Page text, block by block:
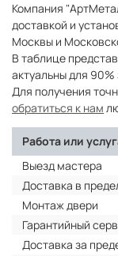
Компания
доставкой и
Москвы и
В таблице
актуальны для 90%
Для получения
обратиться к нам
Работа или
Выезд мастера
Доставка в
Монтаж двери
Гарантийный
Доставка за